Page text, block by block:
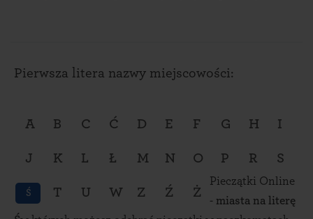
Pierwsza litera nazwy miejscowości:
A B C Ć D E F G H I
J K L Ł M N O P R S
Ś T U W Z Ź Ż
Pieczątki Online
- miasta na literę